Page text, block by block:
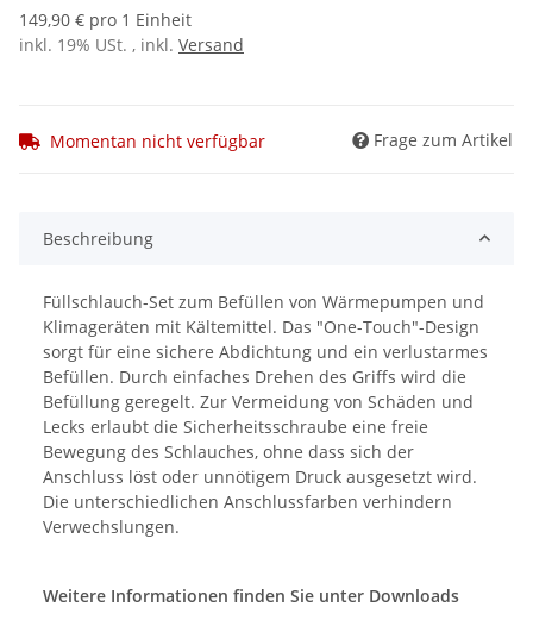
149,90 € pro 1 Einheit
inkl. 19% USt. , inkl. Versand
Momentan nicht verfügbar Frage zum Artikel
Beschreibung
Füllschlauch-Set zum Befüllen von Wärmepumpen und
Klimageräten mit Kältemittel. Das "One-Touch"-Design
sorgt für eine sichere Abdichtung und ein verlustarmes
Befüllen. Durch einfaches Drehen des Griffs wird die
Befüllung geregelt. Zur Vermeidung von Schäden und
Lecks erlaubt die Sicherheitsschraube eine freie
Bewegung des Schlauches, ohne dass sich der
Anschluss löst oder unnötigem Druck ausgesetzt wird.
Die unterschiedlichen Anschlussfarben verhindern
Verwechslungen.
Weitere Informationen finden Sie unter Downloads